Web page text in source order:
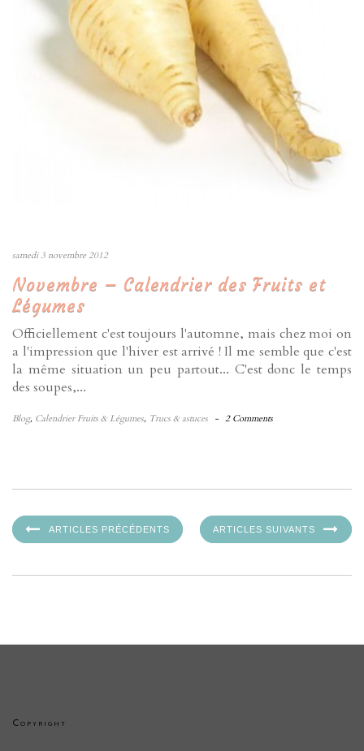
samedi 3 novembre 2012
Novembre – Calendrier des Fruits et
Légumes
Officiellement c'est toujours l'automne, mais chez moi on
a l'impression que l'hiver est arrivé ! Il me semble que c'est
la même situation un peu partout... C'est donc le temps
des soupes,...
Blog, Calendrier Fruits & Légumes, Trucs & astuces - 2 Comments
ARTICLES PRÉCÉDENTS ARTICLES SUIVANTS
Copyright